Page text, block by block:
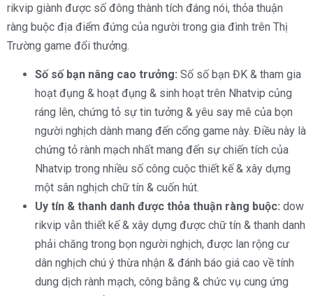
rikvip giành được số đông thành tích đáng nói, thỏa thuận
ràng buộc địa điểm đứng của người trong gia đình trên Thị
Trường game đổi thưởng.
Số số bạn nâng cao trưởng: Số số bạn ĐK & tham gia
hoạt đụng & hoạt đụng & sinh hoạt trên Nhatvip củng
ráng lên, chứng tỏ sự tin tưởng & yêu say mê của bọn
người nghịch dành mang đến cổng game này. Điều này là
chứng tỏ rành mạch nhất mang đến sự chiến tích của
Nhatvip trong nhiều số công cuộc thiết kế & xây dựng
một sân nghịch chữ tín & cuốn hút.
Uy tín & thanh danh được thỏa thuận ràng buộc: dow
rikvip vẫn thiết kế & xây dựng được chữ tín & thanh danh
phải chăng trong bọn người nghịch, được lan rộng cư
dân nghịch chú ý thừa nhận & đánh báo giá cao về tính
dung dịch rành mạch, công bằng & chức vụ cung ứng